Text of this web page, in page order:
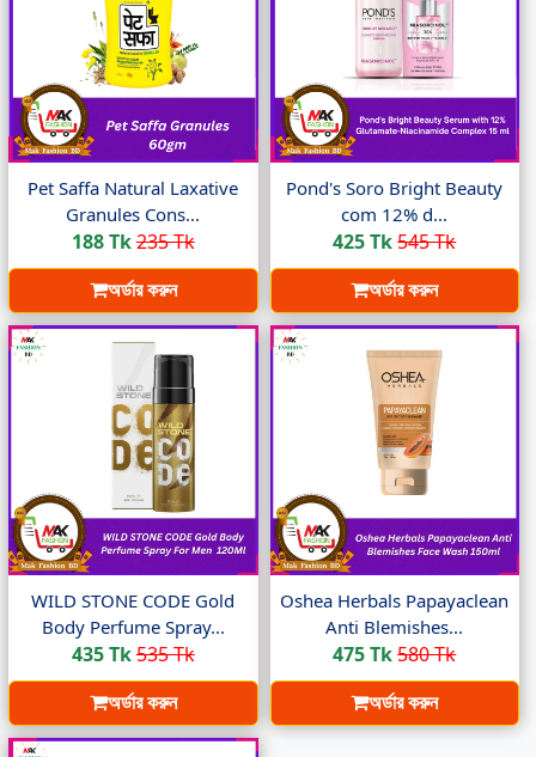
Pet Saffa Natural Laxative
Granules Cons...
188 Tk235 Tk
অর্ডার করুন
Pond's Soro Bright Beauty
com 12% d...
425 Tk545 Tk
অর্ডার করুন
WILD STONE CODE Gold
Body Perfume Spray...
435 Tk535 Tk
অর্ডার করুন
Oshea Herbals Papayaclean
Anti Blemishes...
475 Tk580 Tk
অর্ডার করুন